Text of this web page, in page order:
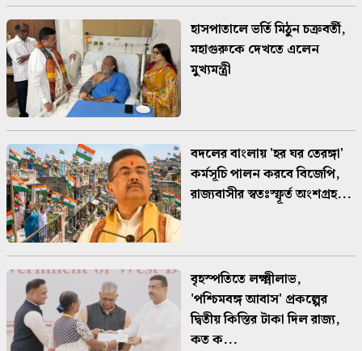
হাসপাতালে ভর্তি মিঠুন চক্রবর্তী,
মহাগুরুকে দেখতে এলেন
মুখ্যমন্ত্রী
বদলের বাংলায় 'হর ঘর তেরঙ্গা'
কর্মসূচি পালন করবে বিজেপি,
রাজ্যবাসীর স্বতঃস্ফূর্ত অংশগ্রহ...
বৃহস্পতিতে লক্ষ্মীলাভ,
'পশ্চিমবঙ্গ আবাস' প্রকল্পের
দ্বিতীয় কিস্তির টাকা দিল রাজ্য,
কত ক...